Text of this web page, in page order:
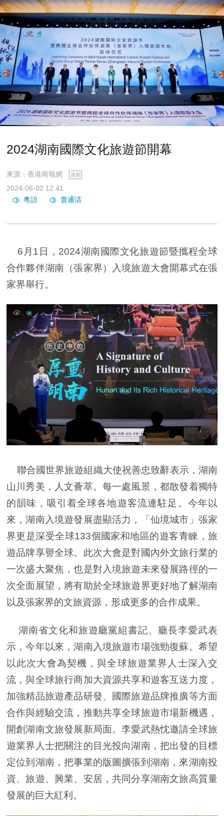
2024湖南國際文化旅遊節開幕
來源：香港商報網 原創
2024-06-02 12:41
6月1日，2024湖南國際文化旅遊節暨攜程全球
合作夥伴湖南（張家界）入境旅遊大會開幕式在張
家界舉行。
聯合國世界旅遊組織大使祝善忠致辭表示，湖南
山川秀美，人文薈萃。每一處風景，都散發着獨特
的韻味，吸引着全球各地遊客流連駐足。今年以
來，湖南入境遊發展盡顯活力，「仙境城市」張家
界更是深受全球133個國家和地區的遊客青睞，旅
遊品牌享譽全球。此次大會是對國內外文旅行業的
一次盛大聚焦，也是對入境旅遊未來發展路徑的一
次全面展望，將有助於全球旅遊界更好地了解湖南
以及張家界的文旅資源，形成更多的合作成果。
湖南省文化和旅遊廳黨組書記、廳長李愛武表
示，今年以來，湖南入境旅遊市場強勁復蘇。希望
以此次大會為契機，與全球旅遊業界人士深入交
流，與全球旅行商加大資源共享和遊客互送力度，
加強精品旅遊產品研發、國際旅遊品牌推廣等方面
合作與經驗交流，推動共享全球旅遊市場新機遇，
開創湖南文旅發展新局面。李愛武熱忱邀請全球旅
遊業界人士把關注的目光投向湖南，把出發的目標
定位到湖南，把事業的版圖擴張到湖南，來湖南投
資、旅遊、興業、安居，共同分享湖南文旅高質量
發展的巨大紅利。